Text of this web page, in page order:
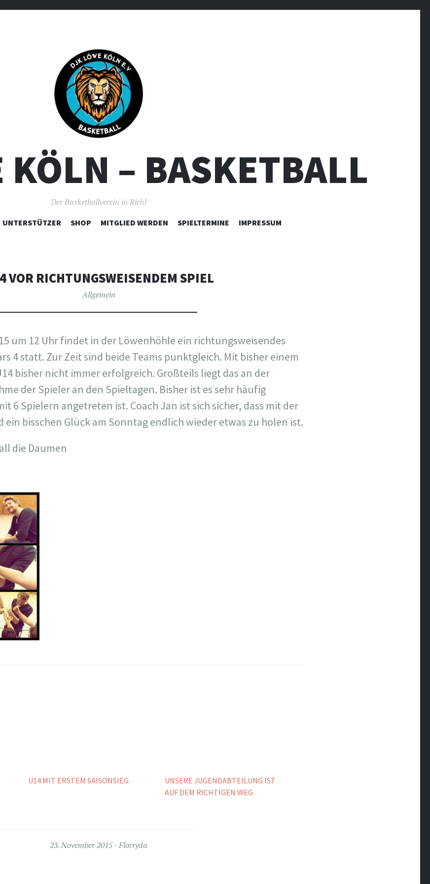
KÖLN – BASKETBALL
Der Basketballverein in Riehl
ZUM
UNTERSTÜTZER SHOP MITGLIED WERDEN SPIELTERMINE IMPRESSUM
VOR RICHTUNGSWEISENDEM SPIEL
Allgemein
um 12 Uhr findet in der Löwenhöhle ein richtungsweisendes
4 statt. Zur Zeit sind beide Teams punktgleich. Mit bisher einem
bisher nicht immer erfolgreich. Großteils liegt das an der
der Spieler an den Spieltagen. Bisher ist es sehr häufig
6 Spielern angetreten ist. Coach Jan ist sich sicher, dass mit der
bisschen Glück am Sonntag endlich wieder etwas zu holen ist.
die Daumen
U14 MIT ERSTEM SAISONSIEG
UNSERE JUGENDABTEILUNG IST
AUF DEM RICHTIGEN WEG
23. November 2015 Florryda